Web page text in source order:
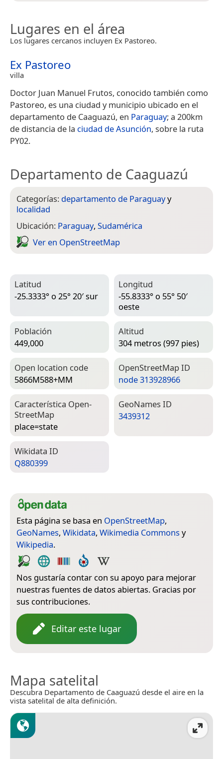
Lugares en el área
Los lugares cercanos incluyen Ex Pastoreo.
Ex Pastoreo
villa
Doctor Juan Manuel Frutos, conocido también como
Pastoreo, es una ciudad y municipio ubicado en el
departamento de Caaguazú, en Paraguay; a 200km
de distancia de la ciudad de Asunción, sobre la ruta
PY02.
Departamento de Caaguazú
Categorías: departamento de Paraguayy
localidad
Ubicación: Paraguay, Sudamérica
Ver en Open­Street­Map
Latitud
-25.3333° o 25° 20′ sur
Longitud
-55.8333° o 55° 50′
oeste
Población
449,000
Altitud
304 metros (997 pies)
Open location code
5866M588+MM
Open­Street­Map ID
node 313928966
Característica Open­
Street­Map
place=­state
Geo­Names ID
3439312
Wiki­data ID
Q880399
Esta página se basa en OpenStreetMap,
GeoNames, Wikidata, Wikimedia Commons y
Wikipedia.
Nos gustaría contar con su apoyo para mejorar
nuestras fuentes de datos abiertas. Gracias por
sus contribuciones.
Editar este lugar
Mapa satelital
Descubra Departamento de Caaguazú desde el aire en la
vista satelital de alta definición.